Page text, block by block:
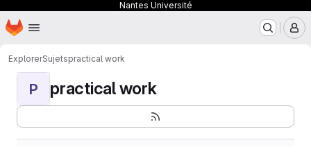
Nantes Université
Passer au contenu principal
Page d'accueil
ExplorerSujetspractical work
P practical work